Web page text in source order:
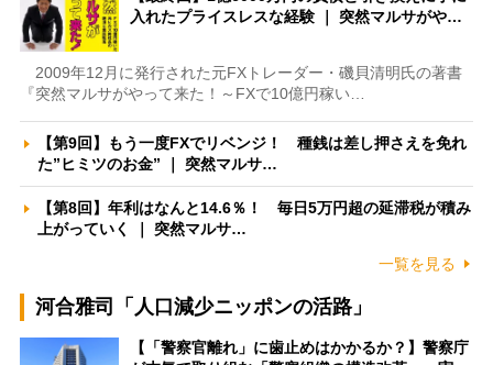
入れたプライスレスな経験 ｜ 突然マルサがや…
2009年12月に発行された元FXトレーダー・磯貝清明氏の著書
『突然マルサがやって来た！～FXで10億円稼い…
【第9回】もう一度FXでリベンジ！ 種銭は差し押さえを免れ
た”ヒミツのお金” ｜ 突然マルサ…
【第8回】年利はなんと14.6％！ 毎日5万円超の延滞税が積み
上がっていく ｜ 突然マルサ…
一覧を見る
河合雅司「人口減少ニッポンの活路」
【「警察官離れ」に歯止めはかかるか？】警察庁